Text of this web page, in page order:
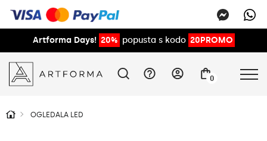
Artforma Days! 20% popusta s kodo 20PROMO
0
OGLEDALA LED